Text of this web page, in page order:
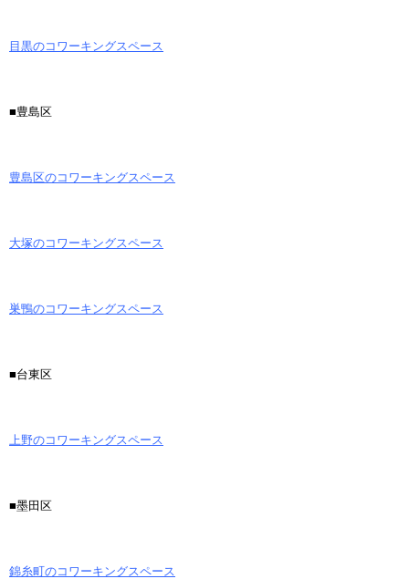
目黒のコワーキングスペース
■豊島区
豊島区のコワーキングスペース
大塚のコワーキングスペース
巣鴨のコワーキングスペース
■台東区
上野のコワーキングスペース
■墨田区
錦糸町のコワーキングスペース